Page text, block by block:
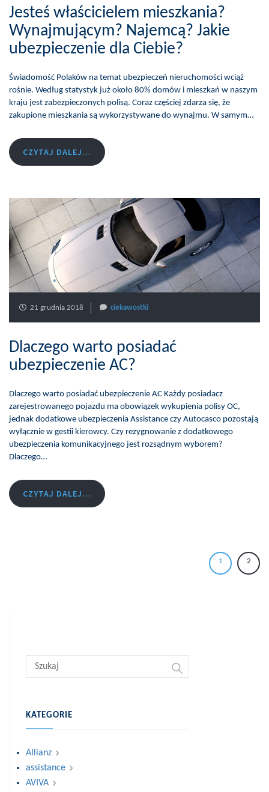
Jesteś właścicielem mieszkania?
Wynajmującym? Najemcą? Jakie
ubezpieczenie dla Ciebie?
Świadomość Polaków na temat ubezpieczeń nieruchomości wciąż
rośnie. Według statystyk już około 80% domów i mieszkań w naszym
kraju jest zabezpieczonych polisą. Coraz częściej zdarza się, że
zakupione mieszkania są wykorzystywane do wynajmu. W samym…
CZYTAJ DALEJ...
21 grudnia 2018 ciekawostki
Dlaczego warto posiadać
ubezpieczenie AC?
Dlaczego warto posiadać ubezpieczenie AC Każdy posiadacz
zarejestrowanego pojazdu ma obowiązek wykupienia polisy OC,
jednak dodatkowe ubezpieczenia Assistance czy Autocasco pozostają
wyłącznie w gestii kierowcy. Czy rezygnowanie z dodatkowego
ubezpieczenia komunikacyjnego jest rozsądnym wyborem?
Dlaczego…
CZYTAJ DALEJ...
1 2
KATEGORIE
Allianz
assistance
AVIVA